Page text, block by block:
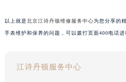
以上就是北京江诗丹顿维修服务中心为您分享的
手表维护和保养的问题，可以拨打页面400电话进
江诗丹顿服务中心